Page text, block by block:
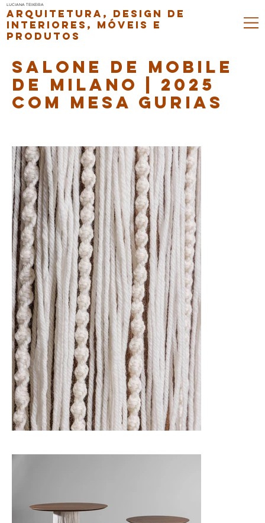
LUCIANA TEIXEIRA
ARQUITETURA, DESIGN DE
INTERIORES, MÓVEIS E
PRODUTOS
SALONE DE MOBILE
DE MILANO | 2025
COM MESA GURIAS